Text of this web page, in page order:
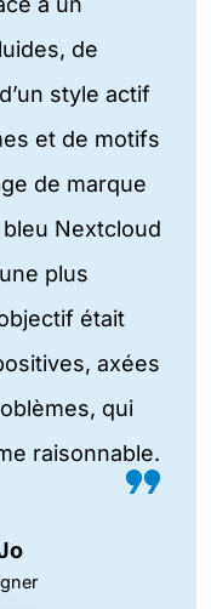
de
style actif
et de motifs
de marque
Nextcloud
plus
était
axées
qui
raisonnable.